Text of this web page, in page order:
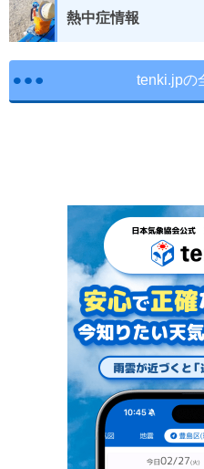
熱中症情報
tenki.jpの